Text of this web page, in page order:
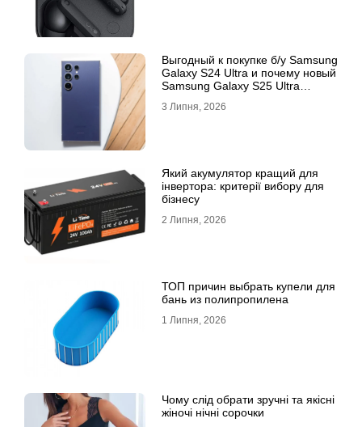
Выгодный к покупке б/у Samsung
Galaxy S24 Ultra и почему новый
Samsung Galaxy S25 Ultra
3 Липня, 2026
Який акумулятор кращий для
інвертора: критерії вибору для
бізнесу
2 Липня, 2026
ТОП причин выбрать купели для
бань из полипропилена
1 Липня, 2026
Чому слід обрати зручні та якісні
жіночі нічні сорочки